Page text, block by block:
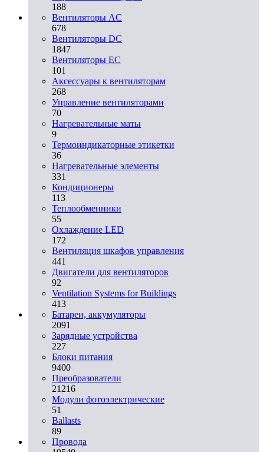
188
Вентиляторы AC
678
Вентиляторы DC
1847
Вентиляторы EC
101
Аксессуары к вентиляторам
268
Управление вентиляторами
70
Нагревательные маты
9
Термоиндикаторные этикетки
36
Нагревательные элементы
331
Кондиционеры
113
Теплообменники
55
Охлаждение LED
172
Вентиляция шкафов управления
441
Двигатели для вентиляторов
92
Ventilation Systems for Buildings
413
Батареи, аккумуляторы
2091
Зарядные устройства
227
Блоки питания
9400
Преобразователи
21216
Модули фотоэлектрические
51
Ballasts
89
Провода